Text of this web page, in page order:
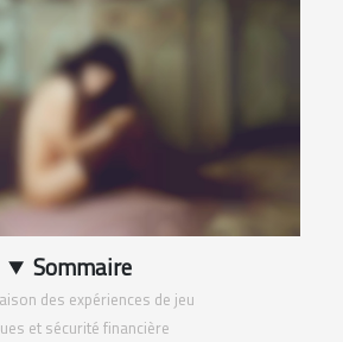
Sommaire
des expériences de jeu
et sécurité financière